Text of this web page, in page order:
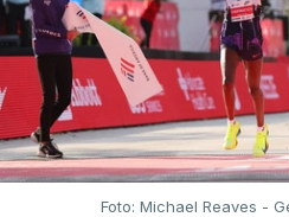
Foto: Michael Reaves -